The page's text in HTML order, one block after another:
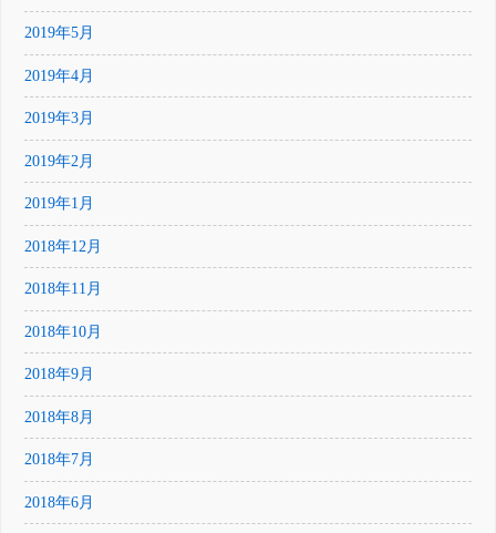
2019年5月
2019年4月
2019年3月
2019年2月
2019年1月
2018年12月
2018年11月
2018年10月
2018年9月
2018年8月
2018年7月
2018年6月